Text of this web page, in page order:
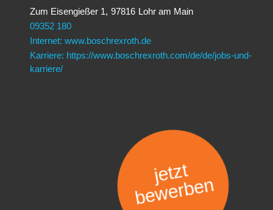
Zum Eisengießer 1, 97816 Lohr am Main
09352 180
Internet: www.boschrexroth.de
Karriere: https://www.boschrexroth.com/de/de/jobs-und-
karriere/
jetzt
bewerben